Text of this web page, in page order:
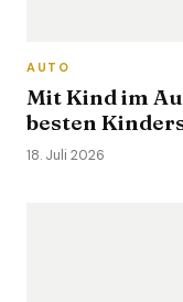
AUTO
Mit Kind im
besten
18. Juli 2026